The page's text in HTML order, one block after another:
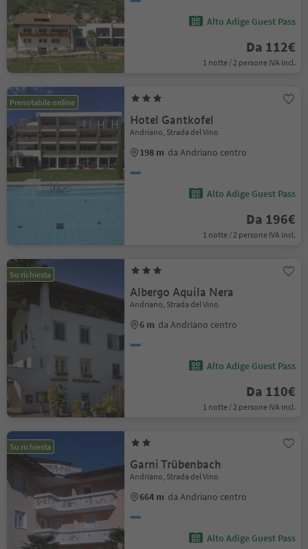
Alto Adige Guest Pass
Da 112€
1 notte / 2 persone IVA incl.
Prenotabile online
Hotel Gantkofel
Andriano, Strada del Vino
198 m da Andriano centro
Alto Adige Guest Pass
Da 196€
1 notte / 2 persone IVA incl.
Su richiesta
Albergo Aquila Nera
Andriano, Strada del Vino
6 m da Andriano centro
Alto Adige Guest Pass
Da 110€
1 notte / 2 persone IVA incl.
Su richiesta
Garni Trübenbach
Andriano, Strada del Vino
664 m da Andriano centro
Alto Adige Guest Pass